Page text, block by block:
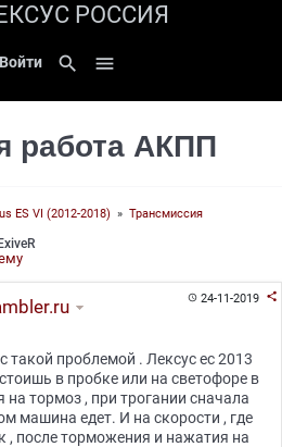
РОССИЯ
Войти search 
работа АКПП
ES VI (2012-2018) » Трансмиссия
ExiveR
24-11-2019 
такой проблемой . Лексус ес 2013
в пробке или на светофоре в
тормоз , при трогании сначала
машина едет. И на скорости , где
, после торможения и нажатия на